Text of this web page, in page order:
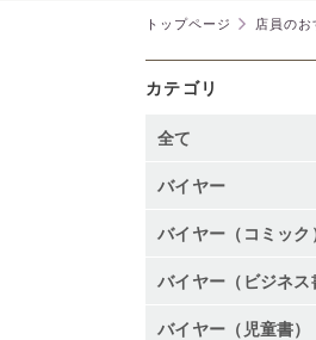
トップページ 店員のお
カテゴリ
全て
バイヤー
バイヤー（コミック
バイヤー（ビジネス
バイヤー（児童書）